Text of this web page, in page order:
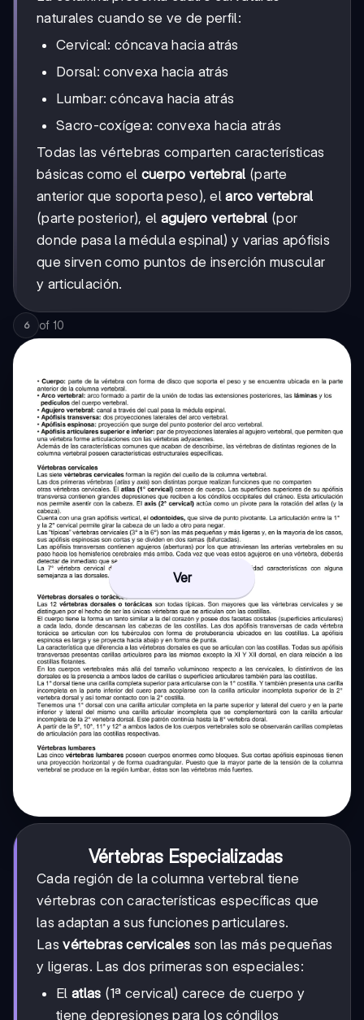
naturales cuando se ve de perfil:
Cervical: cóncava hacia atrás
Dorsal: convexa hacia atrás
Lumbar: cóncava hacia atrás
Sacro-coxígea: convexa hacia atrás
Todas las vértebras comparten características
básicas como el cuerpo vertebral (parte
anterior que soporta peso), elarco vertebral
(parte posterior), el agujero vertebral (por
donde pasa la médula espinal) y varias apófisis
que sirven como puntos de inserción muscular
y articulación.
6 of 10
Ver
Vértebras Especializadas
Cada región de la columna vertebral tiene
vértebras con características específicas que
las adaptan a sus funciones particulares.
Lasvértebras cervicales son las más pequeñas
y ligeras. Las dos primeras son especiales:
El atlas (1ª cervical) carece de cuerpo y
tiene depresiones para los cóndilos